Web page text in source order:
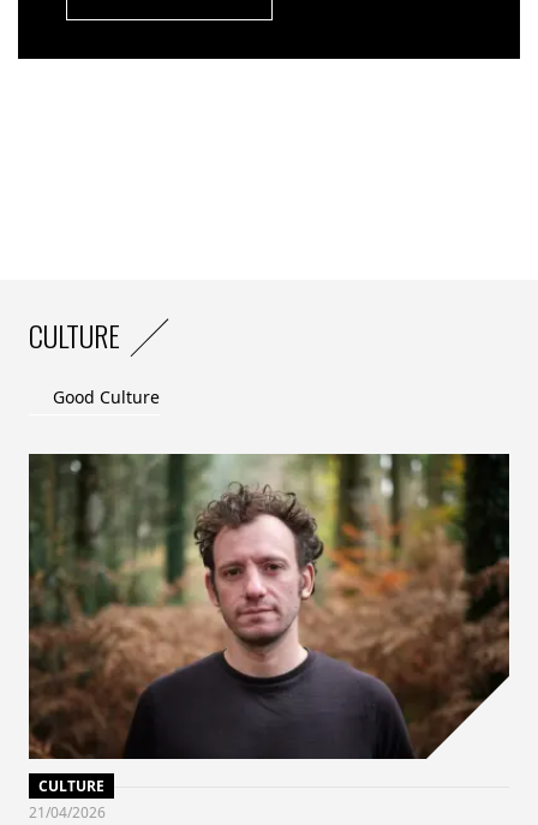
CULTURE
Good Culture
CULTURE
21/04/2026